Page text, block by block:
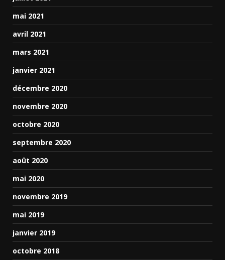
mai 2021
avril 2021
mars 2021
janvier 2021
décembre 2020
novembre 2020
octobre 2020
septembre 2020
août 2020
mai 2020
novembre 2019
mai 2019
janvier 2019
octobre 2018